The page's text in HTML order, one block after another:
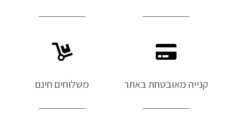
קנייה מאובטחת באתר משלוחים חינם